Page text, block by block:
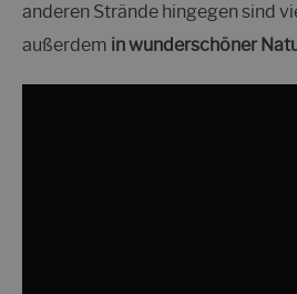
anderen Strände hingegen sind
außerdem in wunderschöner